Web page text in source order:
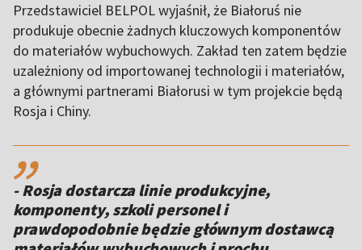
Przedstawiciel BELPOL wyjaśnił, że Białoruś nie
produkuje obecnie żadnych kluczowych komponentów
do materiałów wybuchowych. Zakład ten zatem będzie
uzależniony od importowanej technologii i materiałów,
a głównymi partnerami Białorusi w tym projekcie będą
Rosja i Chiny.
,,
- Rosja dostarcza linie produkcyjne,
komponenty, szkoli personel i
prawdopodobnie będzie głównym dostawcą